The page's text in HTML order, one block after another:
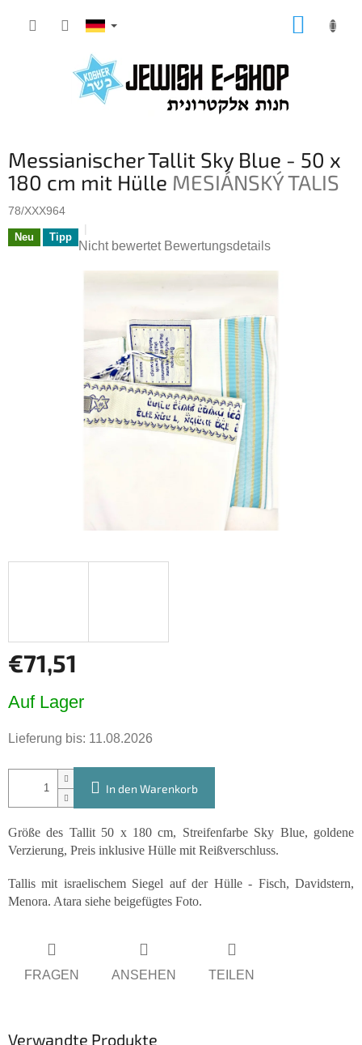
Inhalt
Messianischer Tallit Sky Blue - 50 x
180 cm mit Hülle MESIÁNSKÝ TALIS
78/XXX964
Neu Tipp
Die
Sternen.
Nicht bewertet Bewertungsdetails
€71,51
Auf Lager
Lieferung bis: 11.08.2026
In den Warenkorb
Größe des Tallit 50 x 180 cm, Streifenfarbe Sky Blue, goldene
Verzierung, Preis inklusive Hülle mit Reißverschluss.
Tallis mit israelischem Siegel auf der Hülle - Fisch, Davidstern,
Menora. Atara siehe beigefügtes Foto.
FRAGEN ANSEHEN TEILEN
Verwandte Produkte